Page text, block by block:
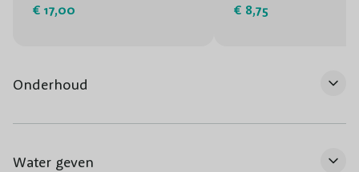
Snoeiperiode In de zomermaanden tot september
Winterhardheid
€ 17,00
€ 8,75
Onderhoud
Water geven